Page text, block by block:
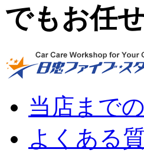
でもお任
当店まで
よくある